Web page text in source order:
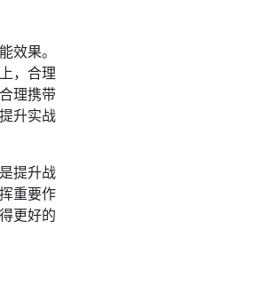
效果。
，合理
理携带
升实战
提升战
重要作
更好的